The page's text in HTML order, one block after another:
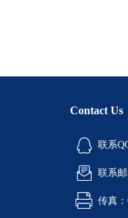
Contact Us
联系
联系邮
传真：